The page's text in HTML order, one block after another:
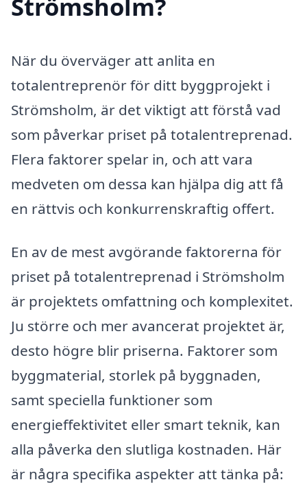
När du överväger att anlita en
totalentreprenör för ditt byggprojekt i
Strömsholm, är det viktigt att förstå vad
som påverkar priset på totalentreprenad.
Flera faktorer spelar in, och att vara
medveten om dessa kan hjälpa dig att få
en rättvis och konkurrenskraftig offert.
En av de mest avgörande faktorerna för
priset på totalentreprenad i Strömsholm
är projektets omfattning och komplexitet.
Ju större och mer avancerat projektet är,
desto högre blir priserna. Faktorer som
byggmaterial, storlek på byggnaden,
samt speciella funktioner som
energieffektivitet eller smart teknik, kan
alla påverka den slutliga kostnaden. Här
är några specifika aspekter att tänka på: